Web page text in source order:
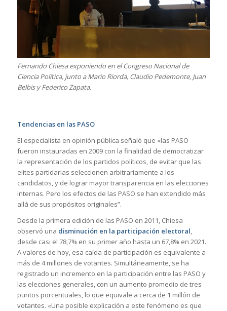
Fernando Chiesa exponiendo en el Congreso Nacional de
Ciencia Política, junto a Mario Riorda, Claudio Pedemonte, Juan
Belbis y Federico Zapata.
Tendencias en las PASO
El especialista en opinión pública señaló que «las PASO
fueron instauradas en 2009 con la finalidad de democratizar
la representación de los partidos políticos, de evitar que las
elites partidarias seleccionen arbitrariamente a los
candidatos, y de lograr mayor transparencia en las elecciones
internas. Pero los efectos de las PASO se han extendido más
allá de sus propósitos originales”.
Desde la primera edición de las PASO en 2011, Chiesa
observó una disminución en la participación electoral,
desde casi el 78,7% en su primer año hasta un 67,8% en 2021.
A valores de hoy, esa caída de participación es equivalente a
más de 4 millones de votantes. Simultáneamente, se ha
registrado un incremento en la participación entre las PASO y
las elecciones generales, con un aumento promedio de tres
puntos porcentuales, lo que equivale a cerca de 1 millón de
votantes. «Una posible explicación a este fenómeno es que